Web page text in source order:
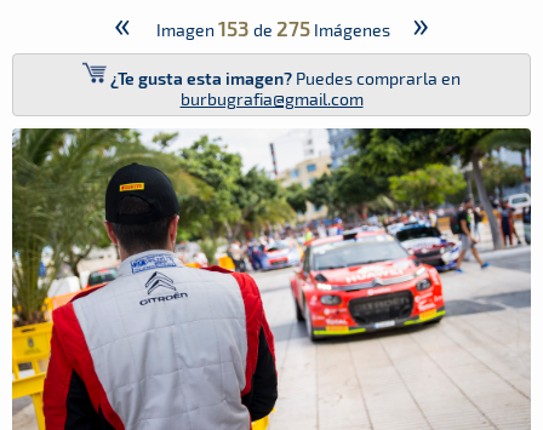
« Imagen 153 de 275 Imágenes »
¿Te gusta esta imagen? Puedes comprarla en
burbugrafia@gmail.com